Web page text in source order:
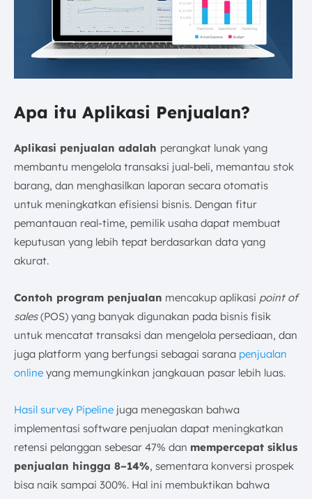
Apa itu Aplikasi Penjualan?
Aplikasi penjualan adalah perangkat lunak yang
membantu mengelola transaksi jual-beli, memantau stok
barang, dan menghasilkan laporan secara otomatis
untuk meningkatkan efisiensi bisnis. Dengan fitur
pemantauan real-time, pemilik usaha dapat membuat
keputusan yang lebih tepat berdasarkan data yang
akurat.
Contoh program penjualan mencakup aplikasi point of
sales(POS) yang banyak digunakan pada bisnis fisik
untuk mencatat transaksi dan mengelola persediaan, dan
juga platform yang berfungsi sebagai sarana penjualan
online yang memungkinkan jangkauan pasar lebih luas.
Hasil survey Pipeline juga menegaskan bahwa
implementasi software penjualan dapat meningkatkan
retensi pelanggan sebesar 47% dan mempercepat siklus
penjualan hingga 8–14%, sementara konversi prospek
bisa naik sampai 300%. Hal ini membuktikan bahwa